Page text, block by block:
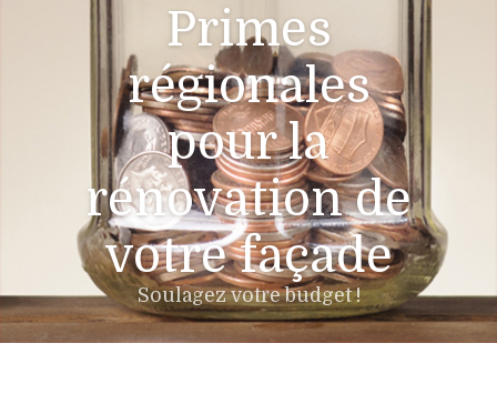
Primes
régionales
pour la
rénovation de
votre façade
Soulagez votre budget !